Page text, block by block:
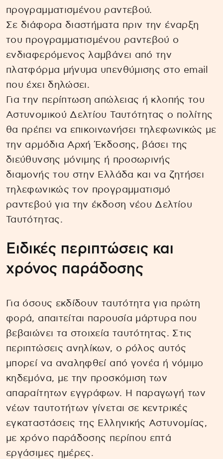
προγραμματισμένου ραντεβού.
Σε διάφορα διαστήματα πριν την έναρξη
του προγραμματισμένου ραντεβού ο
ενδιαφερόμενος λαμβάνει από την
πλατφόρμα μήνυμα υπενθύμισης στο email
που έχει δηλώσει.
Για την περίπτωση απώλειας ή κλοπής του
Αστυνομικού Δελτίου Ταυτότητας ο πολίτης
θα πρέπει να επικοινωνήσει τηλεφωνικώς με
την αρμόδια Αρχή Έκδοσης, βάσει της
διεύθυνσης μόνιμης ή προσωρινής
διαμονής του στην Ελλάδα και να ζητήσει
τηλεφωνικώς τον προγραμματισμό
ραντεβού για την έκδοση νέου Δελτίου
Ταυτότητας.
Ειδικές περιπτώσεις και
χρόνος παράδοσης
Για όσους εκδίδουν ταυτότητα για πρώτη
φορά, απαιτείται παρουσία μάρτυρα που
βεβαιώνει τα στοιχεία ταυτότητας. Στις
περιπτώσεις ανηλίκων, ο ρόλος αυτός
μπορεί να αναληφθεί από γονέα ή νόμιμο
κηδεμόνα, με την προσκόμιση των
απαραίτητων εγγράφων. Η παραγωγή των
νέων ταυτοτήτων γίνεται σε κεντρικές
εγκαταστάσεις της Ελληνικής Αστυνομίας,
με χρόνο παράδοσης περίπου επτά
εργάσιμες ημέρες.